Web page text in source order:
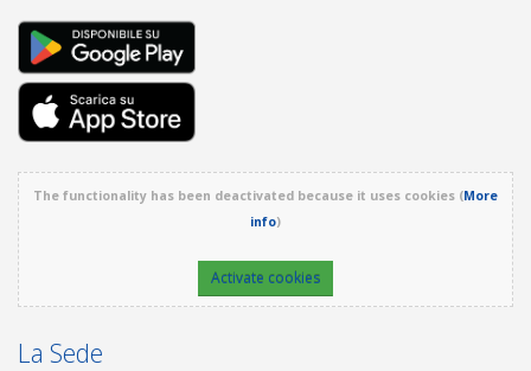
The functionality has been deactivated because it uses cookies (More
info)
Activate cookies
La Sede